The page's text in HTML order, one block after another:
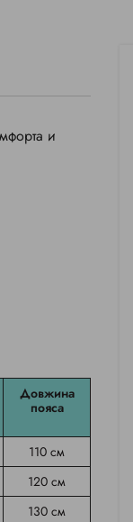
и
Довжина
пояса
110 см
120 см
130 см